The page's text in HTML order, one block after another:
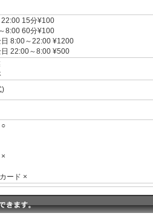
15分¥100
8:00 60分¥100
日 8:00～22:00 ¥1200
22:00～8:00 ¥500
)
○
ード ×